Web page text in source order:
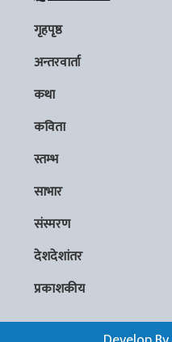
गृहपृष्ठ
अन्तरवार्ता
कथा
कविता
स्तम्भ
साभार
संस्मरण
देशदेशांतर
प्रकाशकीय